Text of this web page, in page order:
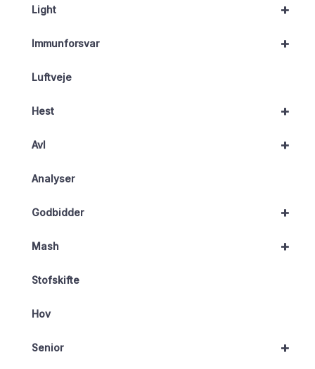
+
Light
+
Immunforsvar
Luftveje
+
Hest
+
Avl
Analyser
+
Godbidder
+
Mash
Stofskifte
Hov
+
Senior